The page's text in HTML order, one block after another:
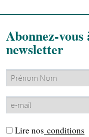
Abonnez-
newsletter
Lire nos conditions